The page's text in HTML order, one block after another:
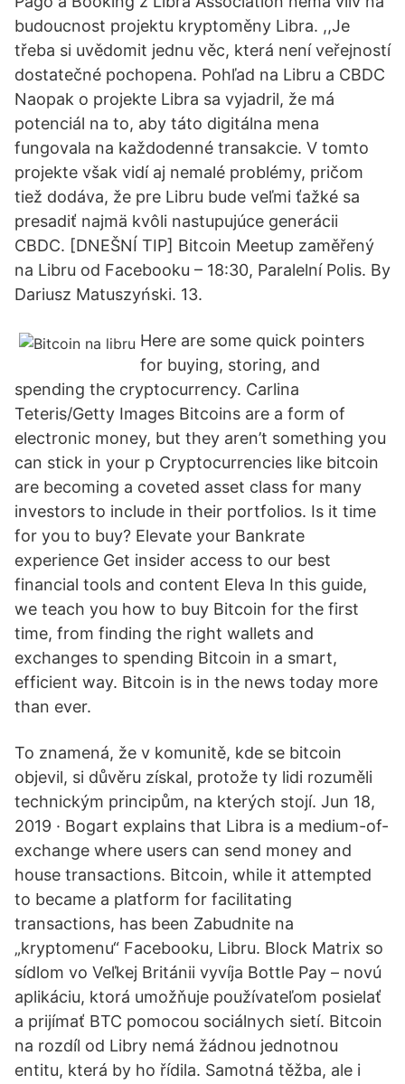
budoucnost projektu kryptoměny Libra. ,,Je
třeba si uvědomit jednu věc, která není veřejností
dostatečné pochopena. Pohľad na Libru a CBDC
Naopak o projekte Libra sa vyjadril, že má
potenciál na to, aby táto digitálna mena
fungovala na každodenné transakcie. V tomto
projekte však vidí aj nemalé problémy, pričom
tiež dodáva, že pre Libru bude veľmi ťažké sa
presadiť najmä kvôli nastupujúce generácii
CBDC. [DNEŠNÍ TIP] Bitcoin Meetup zaměřený
na Libru od Facebooku – 18:30, Paralelní Polis. By
Dariusz Matuszyński. 13.
Here are some quick pointers
for buying, storing, and
spending the cryptocurrency. Carlina
Teteris/Getty Images Bitcoins are a form of
electronic money, but they aren’t something you
can stick in your p Cryptocurrencies like bitcoin
are becoming a coveted asset class for many
investors to include in their portfolios. Is it time
for you to buy? Elevate your Bankrate
experience Get insider access to our best
financial tools and content Eleva In this guide,
we teach you how to buy Bitcoin for the first
time, from finding the right wallets and
exchanges to spending Bitcoin in a smart,
efficient way. Bitcoin is in the news today more
than ever.
To znamená, že v komunitě, kde se bitcoin
objevil, si důvěru získal, protože ty lidi rozuměli
technickým principům, na kterých stojí. Jun 18,
2019 · Bogart explains that Libra is a medium-of-
exchange where users can send money and
house transactions. Bitcoin, while it attempted
to became a platform for facilitating
transactions, has been Zabudnite na
„kryptomenu“ Facebooku, Libru. Block Matrix so
sídlom vo Veľkej Británii vyvíja Bottle Pay – novú
aplikáciu, ktorá umožňuje používateľom posielať
a prijímať BTC pomocou sociálnych sietí. Bitcoin
na rozdíl od Libry nemá žádnou jednotnou
entitu, která by ho řídila. Samotná těžba, ale i